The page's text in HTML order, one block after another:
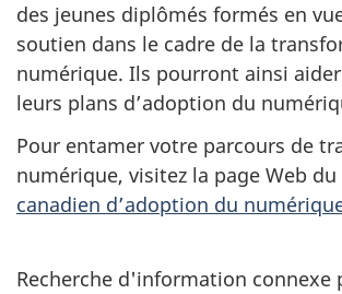
des jeunes diplômés formés en
soutien dans le cadre de la
numérique. Ils pourront ainsi aider
leurs plans d’adoption du
Pour entamer votre parcours de
numérique, visitez la page Web du
canadien d’adoption du
Recherche d'information connexe